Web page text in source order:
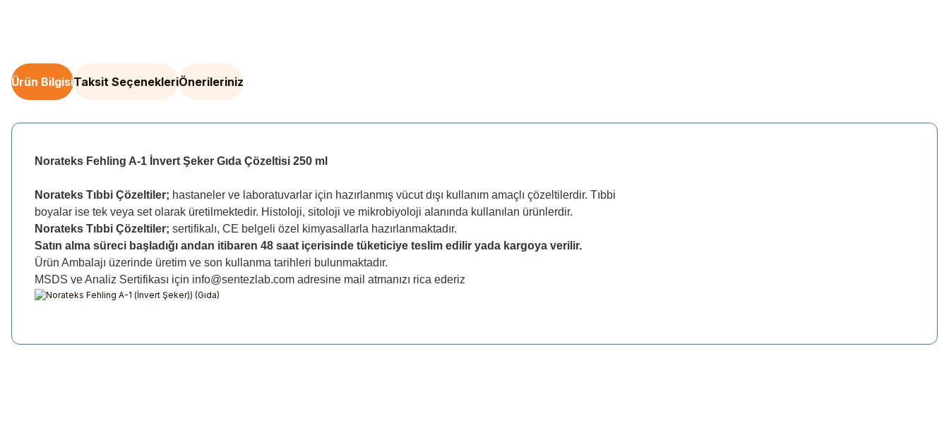
Ürün BilgisiTaksit SeçenekleriÖnerileriniz
Norateks Fehling A-1 İnvert Şeker Gıda Çözeltisi 250 ml
Norateks Tıbbi Çözeltiler; hastaneler ve laboratuvarlar için hazırlanmış vücut dışı kullanım amaçlı çözeltilerdir. Tıbbi
boyalar ise tek veya set olarak üretilmektedir. Histoloji, sitoloji ve mikrobiyoloji alanında kullanılan ürünlerdir.
Norateks Tıbbi Çözeltiler; sertifikalı, CE belgeli özel kimyasallarla hazırlanmaktadır.
Satın alma süreci başladığı andan itibaren 48 saat içerisinde tüketiciye teslim edilir yada kargoya verilir.
Ürün Ambalajı üzerinde üretim ve son kullanma tarihleri bulunmaktadır.
MSDS ve Analiz Sertifikası için info@sentezlab.com adresine mail atmanızı rica ederiz